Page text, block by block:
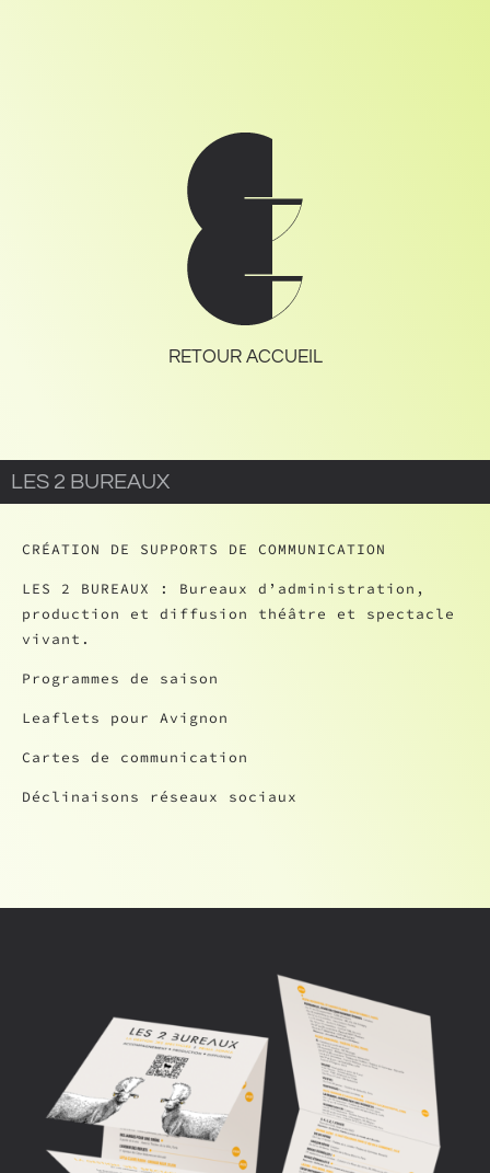
RETOUR ACCUEIL
LES 2 BUREAUX
CRÉATION DE SUPPORTS DE COMMUNICATION
LES 2 BUREAUX : Bureaux d’administration,
production et diffusion théâtre et spectacle
vivant.
Programmes de saison
Leaflets pour Avignon
Cartes de communication
Déclinaisons réseaux sociaux